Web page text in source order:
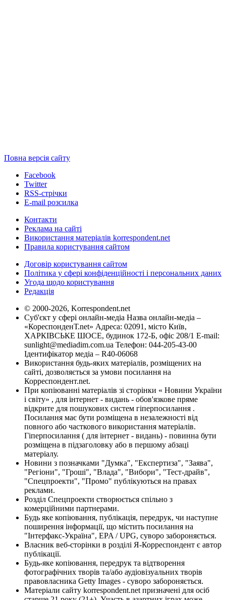
Повна версія сайту
Facebook
Twitter
RSS-стрічки
E-mail розсилка
Контакти
Реклама на сайті
Використання матеріалів korrespondent.net
Правила користування сайтом
Договір користування сайтом
Політика у сфері конфіденційності і персональних даних
Угода щодо користування
Редакція
© 2000-2026, Korrespondent.net
Суб'єкт у сфері онлайн-медіа Назва онлайн-медіа –
«КореспонденТ.net» Адреса: 02091, місто Київ,
ХАРКІВСЬКЕ ШОСЕ, будинок 172-Б, офіс 208/1 E-mail:
sunlight@mediadim.com.ua Телефон: 044-205-43-00
Ідентифікатор медіа – R40-06068
Використання будь-яких матеріалів, розміщених на
сайті, дозволяється за умови посилання на
Корреспондент.net.
При копіюванні матеріалів зі сторінки « Новини України
і світу» , для інтернет - видань - обов'язкове пряме
відкрите для пошукових систем гіперпосилання .
Посилання має бути розміщена в незалежності від
повного або часткового використання матеріалів.
Гіперпосилання ( для інтернет - видань) - повинна бути
розміщена в підзаголовку або в першому абзаці
матеріалу.
Новини з позначками "Думка", "Експертиза", "Заява",
"Регіони", "Гроші", "Влада", "Вибори", "Тест-драйв",
"Спецпроекти", "Промо" публікуються на правах
реклами.
Розділ Спецпроекти створюється спільно з
комерційними партнерами.
Будь яке копіювання, публікація, передрук, чи наступне
поширення інформації, що містить посилання на
"Інтерфакс-Україна", EPA / UPG, суворо забороняється.
Власник веб-сторінки в розділі Я-Корреспондент є автор
публікації.
Будь-яке копіювання, передрук та відтворення
фотографічних творів та/або аудіовізуальних творів
правовласника Getty Images - суворо забороняється.
Матеріали сайту korrespondent.net призначені для осіб